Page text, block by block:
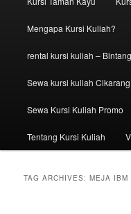
Mengapa Kursi Kuliah?
rental kursi kuliah –
Sewa kursi kuliah
Sewa Kursi Kuliah Promo
Tentang Kursi Kuliah
TAG ARCHIVES:MEJA IBM